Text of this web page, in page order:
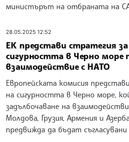
министърът на отбраната на
28.05.2025 12:52
ЕК представи стратегия
сигурността в Черно море
взаимодействие с НАТО
Европейската комисия
на сигурността в Черно море,
задълбочаване на
Молдова, Грузия, Армения и
предвижда да бъдат съгласувани